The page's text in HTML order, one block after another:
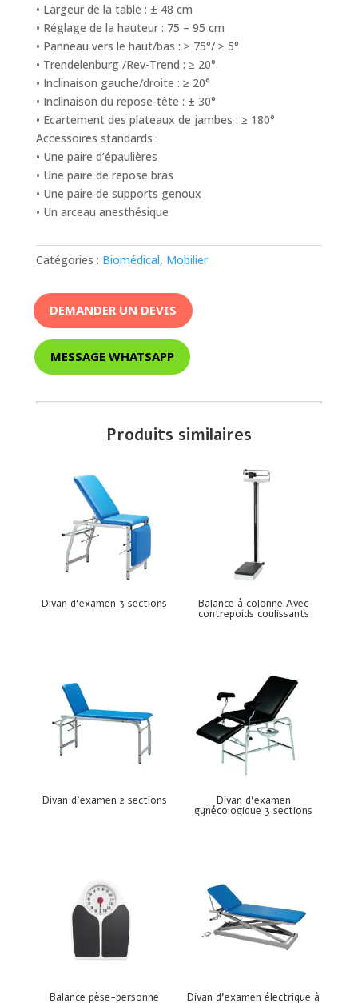
• Largeur de la table : ± 48 cm
• Réglage de la hauteur : 75 – 95 cm
• Panneau vers le haut/bas : ≥ 75°/ ≥ 5°
• Trendelenburg /Rev-Trend : ≥ 20°
• Inclinaison gauche/droite : ≥ 20°
• Inclinaison du repose-tête : ± 30°
• Ecartement des plateaux de jambes : ≥ 180°
Accessoires standards :
• Une paire d’épaulières
• Une paire de repose bras
• Une paire de supports genoux
• Un arceau anesthésique
Catégories : Biomédical, Mobilier
DEMANDER UN DEVIS
MESSAGE WHATSAPP
Produits similaires
Divan d’examen 3 sections Balance à colonne Avec
contrepoids coulissants
Divan d’examen 2 sections Divan d’examen
gynécologique 3 sections
Balance pèse-personne Divan d’examen électrique à